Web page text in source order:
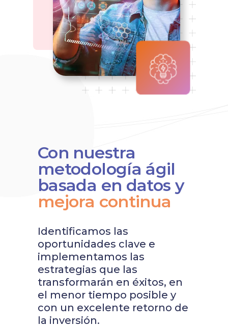
Con nuestra
metodología ágil
basada en datos y
mejora continua
Identificamos las
oportunidades clave e
implementamos las
estrategias que las
transformarán en éxitos, en
el menor tiempo posible y
con un excelente retorno de
la inversión.